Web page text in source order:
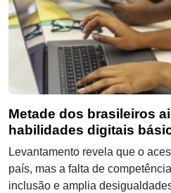
Metade dos brasileiros
habilidades digitais
Levantamento revela que o
país, mas a falta de
inclusão e amplia